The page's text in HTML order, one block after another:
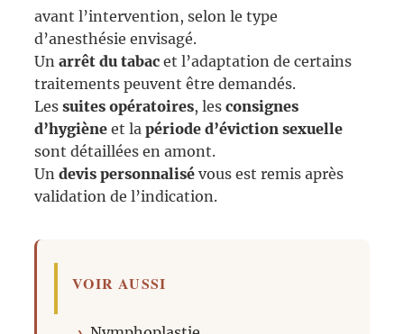
avant l’intervention, selon le type
d’anesthésie envisagé.
Un arrêt du tabacet l’adaptation de certains
traitements peuvent être demandés.
Les suites opératoires, les consignes
d’hygièneet la période d’éviction sexuelle
sont détaillées en amont.
Un devis personnalisévous est remis après
validation de l’indication.
VOIR AUSSI